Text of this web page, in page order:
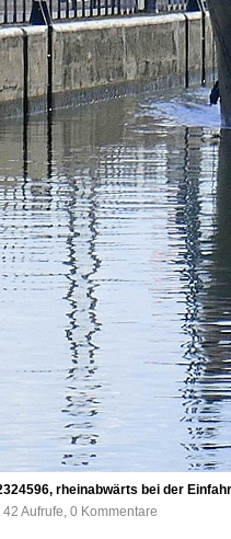
rheinabwärts bei der
Aufrufe, 0 Kommentare